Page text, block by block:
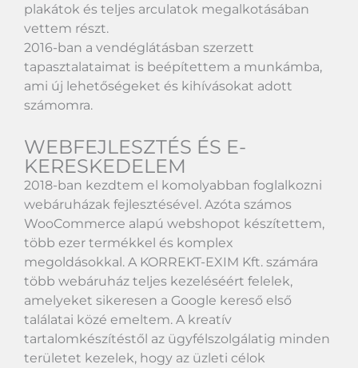
plakátok és teljes arculatok megalkotásában
vettem részt.
2016-ban a vendéglátásban szerzett
tapasztalataimat is beépítettem a munkámba,
ami új lehetőségeket és kihívásokat adott
számomra.
WEBFEJLESZTÉS ÉS E-
KERESKEDELEM
2018-ban kezdtem el komolyabban foglalkozni
webáruházak fejlesztésével. Azóta számos
WooCommerce alapú webshopot készítettem,
több ezer termékkel és komplex
megoldásokkal. A KORREKT-EXIM Kft. számára
több webáruház teljes kezeléséért felelek,
amelyeket sikeresen a Google kereső első
találatai közé emeltem. A kreatív
tartalomkészítéstől az ügyfélszolgálatig minden
területet kezelek, hogy az üzleti célok